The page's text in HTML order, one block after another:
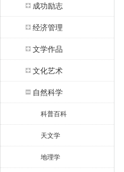
成功励志
经济管理
文学作品
文化艺术
自然科学
科普百科
天文学
地理学